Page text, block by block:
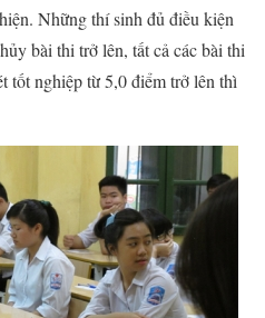
Những thí sinh đủ điều kiện
bài thi trở lên, tất cả các bài thi
tốt nghiệp từ 5,0 điểm trở lên thì